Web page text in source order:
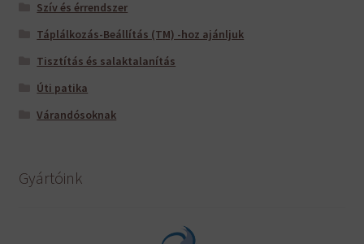
Szív és érrendszer
Táplálkozás-Beállítás (TM) -hoz ajánljuk
Tisztítás és salaktalanítás
Úti patika
Várandósoknak
Gyártóink